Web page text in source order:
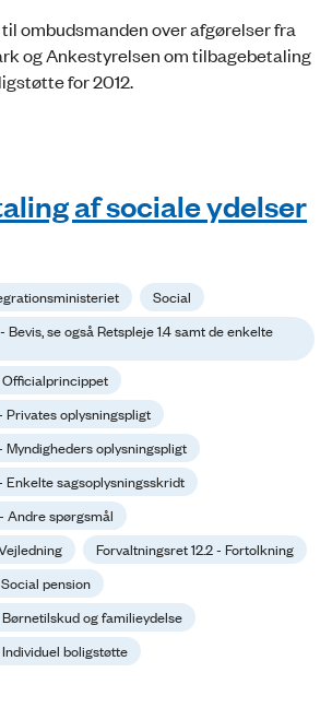
ombudsmanden over afgørelser fra
og Ankestyrelsen om tilbagebetaling
for 2012.
af sociale ydelser
Social
se også Retspleje 1.4 samt de enkelte
Officialprincippet
Privates oplysningspligt
Myndigheders oplysningspligt
Enkelte sagsoplysningsskridt
Andre spørgsmål
Forvaltningsret 12.2 - Fortolkning
pension
og familieydelse
boligstøtte